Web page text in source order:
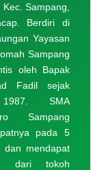
Sampang,
Berdiri di
Yayasan
Sampang
oleh Bapak
Fadil sejak
SMA
Sampang
pada 5
dan mendapat
dari tokoh